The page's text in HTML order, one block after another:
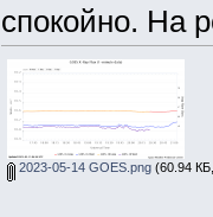
спокойно. На
2023-05-14 GOES.png(60.94